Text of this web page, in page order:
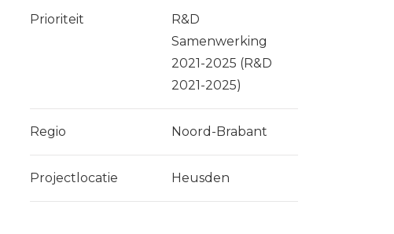
Prioriteit
R&D
Samenwerking
2021-2025 (R&D
2021-2025)
Regio Noord-Brabant
Projectlocatie Heusden